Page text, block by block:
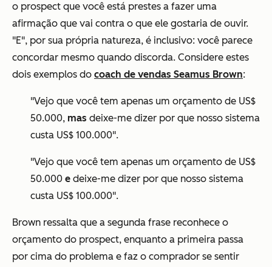
o prospect que você está prestes a fazer uma
afirmação que vai contra o que ele gostaria de ouvir.
"E", por sua própria natureza, é inclusivo: você parece
concordar mesmo quando discorda. Considere estes
dois exemplos do coach de vendas Seamus Brown:
"Vejo que você tem apenas um orçamento de US$
50.000, mas deixe-me dizer por que nosso sistema
custa US$ 100.000".
"Vejo que você tem apenas um orçamento de US$
50.000 e deixe-me dizer por que nosso sistema
custa US$ 100.000".
Brown ressalta que a segunda frase reconhece o
orçamento do prospect, enquanto a primeira passa
por cima do problema e faz o comprador se sentir